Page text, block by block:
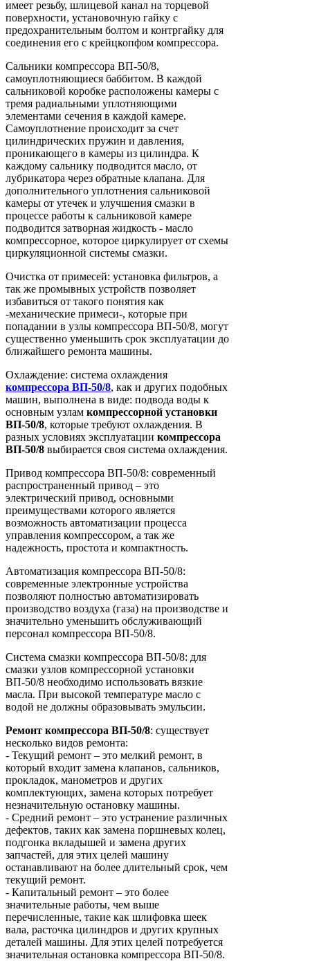
имеет резьбу, шлицевой канал на торцевой
поверхности, установочную гайку с
предохранительным болтом и контргайку для
соединения его с крейцкопфом компрессора.
Сальники компрессора ВП-50/8,
самоуплотняющиеся баббитом. В каждой
сальниковой коробке расположены камеры с
тремя радиальными уплотняющими
элементами сечения в каждой камере.
Самоуплотнение происходит за счет
цилиндрических пружин и давления,
проникающего в камеры из цилиндра. К
каждому сальнику подводится масло, от
лубрикатора через обратные клапана. Для
дополнительного уплотнения сальниковой
камеры от утечек и улучшения смазки в
процессе работы к сальниковой камере
подводится затворная жидкость - масло
компрессорное, которое циркулирует от схемы
циркуляционной системы смазки.
Очистка от примесей: установка фильтров, а
так же промывных устройств позволяет
избавиться от такого понятия как
-механические примеси-, которые при
попадании в узлы компрессора ВП-50/8, могут
существенно уменьшить срок эксплуатации до
ближайшего ремонта машины.
Охлаждение: система охлаждения
компрессора ВП-50/8, как и других подобных
машин, выполнена в виде: подвода воды к
основным узлам компрессорной установки
ВП-50/8, которые требуют охлаждения. В
разных условиях эксплуатации компрессора
ВП-50/8 выбирается своя система охлаждения.
Привод компрессора ВП-50/8: современный
распространенный привод – это
электрический привод, основными
преимуществами которого является
возможность автоматизации процесса
управления компрессором, а так же
надежность, простота и компактность.
Автоматизация компрессора ВП-50/8:
современные электронные устройства
позволяют полностью автоматизировать
производство воздуха (газа) на производстве и
значительно уменьшить обслуживающий
персонал компрессора ВП-50/8.
Система смазки компрессора ВП-50/8: для
смазки узлов компрессорной установки
ВП-50/8 необходимо использовать вязкие
масла. При высокой температуре масло с
водой не должны образовывать эмульсии.
Ремонт компрессора ВП-50/8: существует
несколько видов ремонта:
- Текущий ремонт – это мелкий ремонт, в
который входит замена клапанов, сальников,
прокладок, манометров и других
комплектующих, замена которых потребует
незначительную остановку машины.
- Средний ремонт – это устранение различных
дефектов, таких как замена поршневых колец,
подгонка вкладышей и замена других
запчастей, для этих целей машину
останавливают на более длительный срок, чем
текущий ремонт.
- Капитальный ремонт – это более
значительные работы, чем выше
перечисленные, такие как шлифовка шеек
вала, расточка цилиндров и других крупных
деталей машины. Для этих целей потребуется
значительная остановка компрессора ВП-50/8.